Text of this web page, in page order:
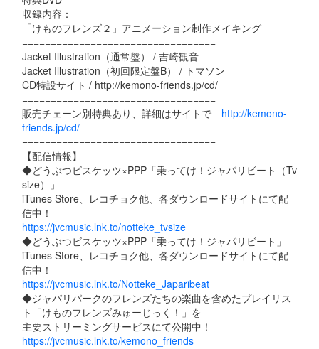
収録内容：
「けものフレンズ２」アニメーション制作メイキング
==================================
Jacket Illustration（通常盤） / 吉崎観音
Jacket Illustration（初回限定盤B） / トマソン
CD特設サイト / http://kemono-friends.jp/cd/
==================================
販売チェーン別特典あり、詳細はサイトで http://kemono-
friends.jp/cd/
==================================
【配信情報】
◆どうぶつビスケッツ×PPP「乗ってけ！ジャパリビート（Tv
size）」
iTunes Store、レコチョク他、各ダウンロードサイトにて配
信中！
https://jvcmusic.lnk.to/notteke_tvsize
◆どうぶつビスケッツ×PPP「乗ってけ！ジャパリビート」
iTunes Store、レコチョク他、各ダウンロードサイトにて配
信中！
https://jvcmusic.lnk.to/Notteke_Japaribeat
◆ジャパリパークのフレンズたちの楽曲を含めたプレイリス
ト「けものフレンズみゅーじっく！」を
主要ストリーミングサービスにて公開中！
https://jvcmusic.lnk.to/kemono_friends